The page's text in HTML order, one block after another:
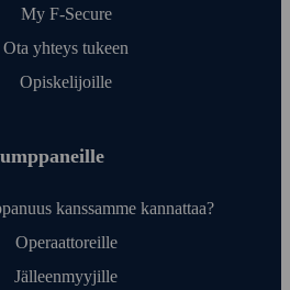
My F‑Secure
Ota yhteys tukeen
Opiskelijoille
kanssamme kannattaa?
Operaattoreille
Jälleen­myyjille